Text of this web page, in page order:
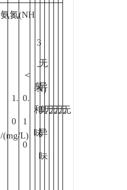
氨氮(NH
3
-
N)
/(mg/L)
1.
0
＜
0.
1
0
臭
和
味
无
异
臭、
异
味
无无无无无